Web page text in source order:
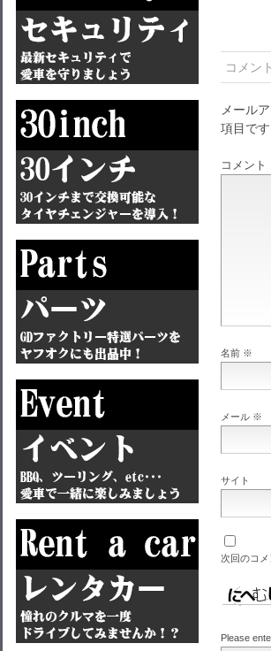
コメン
メール
項目です
コメント
名前 ※
メール ※
サイト
次回のコ
Please